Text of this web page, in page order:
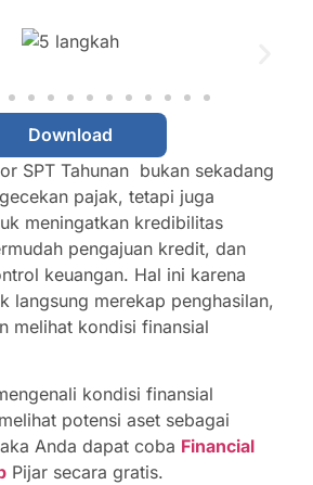
Download
SPT Tahunan bukan sekadang
pajak, tetapi juga
meningatkan kredibilitas
pengajuan kredit, dan
keuangan. Hal ini karena
langsung merekap penghasilan,
melihat kondisi finansial
kondisi finansial
potensi aset sebagai
Anda dapat coba Financial
Pijar secara gratis.